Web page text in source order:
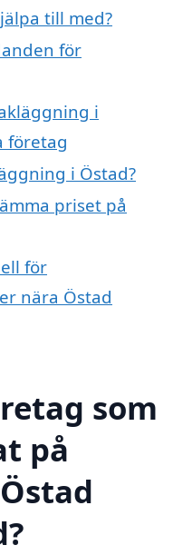
till med?
för
i
företag
i Östad?
priset på
för
nära Östad
som
på